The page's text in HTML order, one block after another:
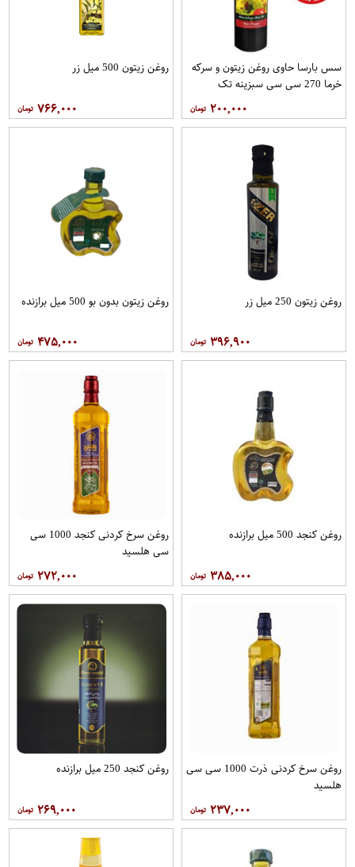
سس بارسا حاوی روغن زیتون و سرکه
خرما 270 سی سی سبزینه تک
۲۰۰,۰۰۰
روغن زیتون 500 میل زر
۷۶۶,۰۰۰
روغن زیتون 250 میل زر
۳۹۶,۹۰۰
روغن زیتون بدون بو 500 میل برازنده
۴۷۵,۰۰۰
روغن کنجد 500 میل برازنده
۳۸۵,۰۰۰
روغن سرخ کردنی کنجد 1000 سی
سی هلسید
۲۷۲,۰۰۰
روغن سرخ کردنی ذرت 1000 سی سی
هلسید
۲۳۷,۰۰۰
روغن کنجد 250 میل برازنده
۲۶۹,۰۰۰